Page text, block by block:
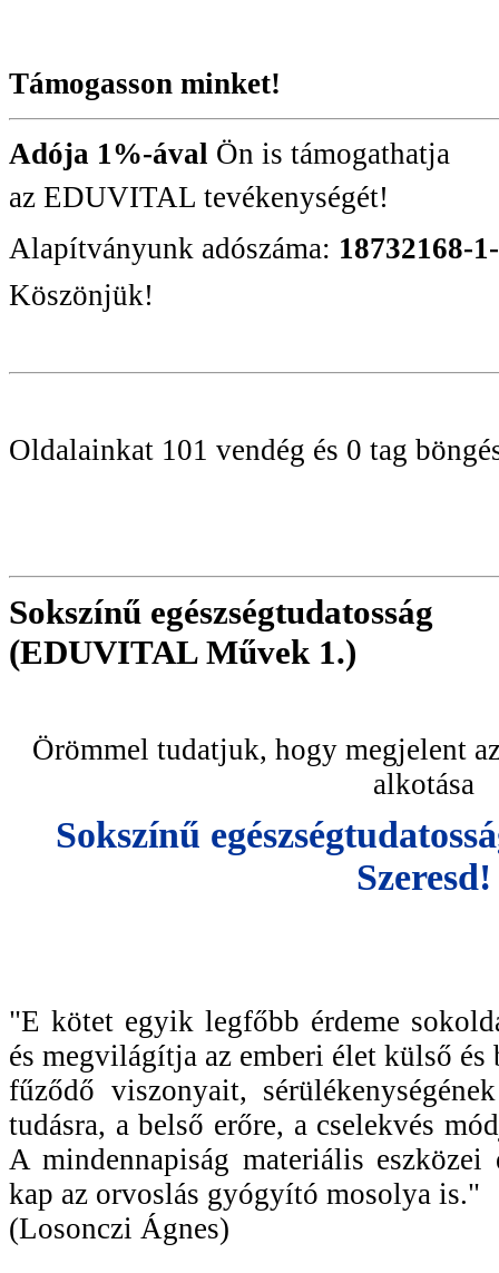
Támogasson minket!
Adója 1%-ával Ön is támogathatja
az EDUVITAL tevékenységét!
Alapítványunk adószáma: 18732168-
Köszönjük!
Oldalainkat 101 vendég és 0 tag
Sokszínű egészségtudatosság
(EDUVITAL Művek 1.)
Örömmel tudatjuk, hogy megjelent
alkotása
Sokszínű
Szeresd!
"E kötet egyik legfőbb érdeme
és megvilágítja az emberi élet külső és
fűződő viszonyait,
tudásra, a belső erőre, a cselekvés
A mindennapiság materiális
kap az orvoslás gyógyító mosolya is."
(Losonczi Ágnes)